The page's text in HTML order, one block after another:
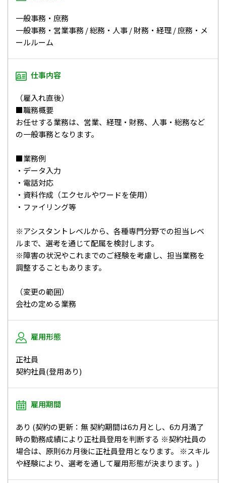
一般事務・庶務
一般事務・営業事務 / 総務・人事 / 財務・経理 / 庶務・メ
ールルーム
仕事内容
（雇入れ直後）
■職務概要
お任せする業務は、営業、経理・財務、人事・総務など
の一般事務となります。
■業務例
・データ入力
・電話対応
・資料作成（エクセルやワードを使用）
・ファイリング等
※アシスタントレベルから、各種専門分野での担当レベ
ルまで、選考を通じて配属を検討します。
※障害の状況やこれまでのご経験を考慮し、担当業務を
調整することもあります。
（変更の範囲）
会社の定める業務
雇用形態
正社員
契約社員(登用あり)
雇用期間
あり (契約の更新：無 契約期間は6カ月とし、6カ月満了
時の勤務成績により正社員登用を判断する ※契約社員の
場合は、原則6カ月後に正社員登用となります。 ※スキル
や経験により、選考を通して雇用形態が決まります。)